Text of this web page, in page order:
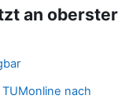
an oberster
nach